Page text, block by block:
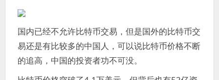
国内已经不允许比特币交易，但是国外的比特币交
易还是有比较多的中国人，可以说比特币价格不断
的追高，中国的投资者功不可没。